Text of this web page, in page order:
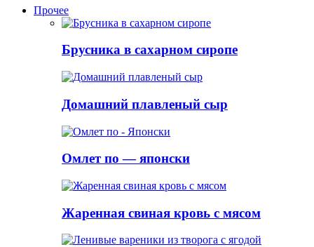
Прочее
Брусника в сахарном сиропе
Домашний плавленый сыр
Омлет по — японски
Жаренная свиная кровь с мясом